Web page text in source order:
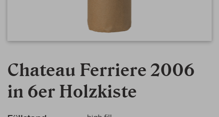
Chateau Ferriere 2006
in 6er Holzkiste
Mehr
Zum
der
Bildergalerie
springen